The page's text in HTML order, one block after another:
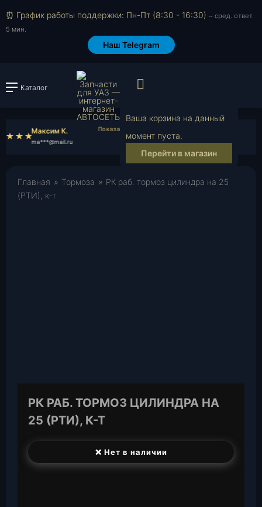
⏰ График работы поддержки: Пн-Пт (8:30 - 16:30) ~ сред. ответ
5 мин.
Наш Telegram
Каталог Войти или
Ваша корзина на данный
момент пуста.
Перейти в магазин
Максим К.
ma***@mail.ru ef***@mail.ru
Главная » Тормоза » РК раб. тормоз цилиндра на 25
(РТИ), к-т
РК РАБ. ТОРМОЗ ЦИЛИНДРА НА
25 (РТИ), К-Т
❌ Нет в наличии